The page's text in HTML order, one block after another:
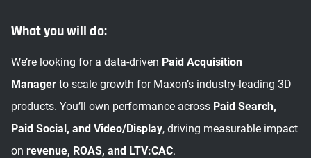
What you will do:
We’re looking for a data-driven Paid Acquisition
Manager to scale growth for Maxon’s industry-leading 3D
products. You’ll own performance across Paid Search,
Paid Social, and Video/Display, driving measurable impact
on revenue, ROAS, and LTV:CAC.